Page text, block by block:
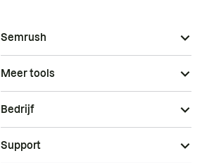
Semrush
Meer tools
Bedrijf
Support